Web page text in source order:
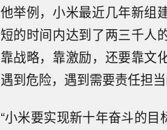
他举例，小米最近几年新组
短的时间内达到了两三千人
靠战略，靠激励，还要靠文
遇到危险，遇到需要责任担
“小米要实现新十年奋斗的